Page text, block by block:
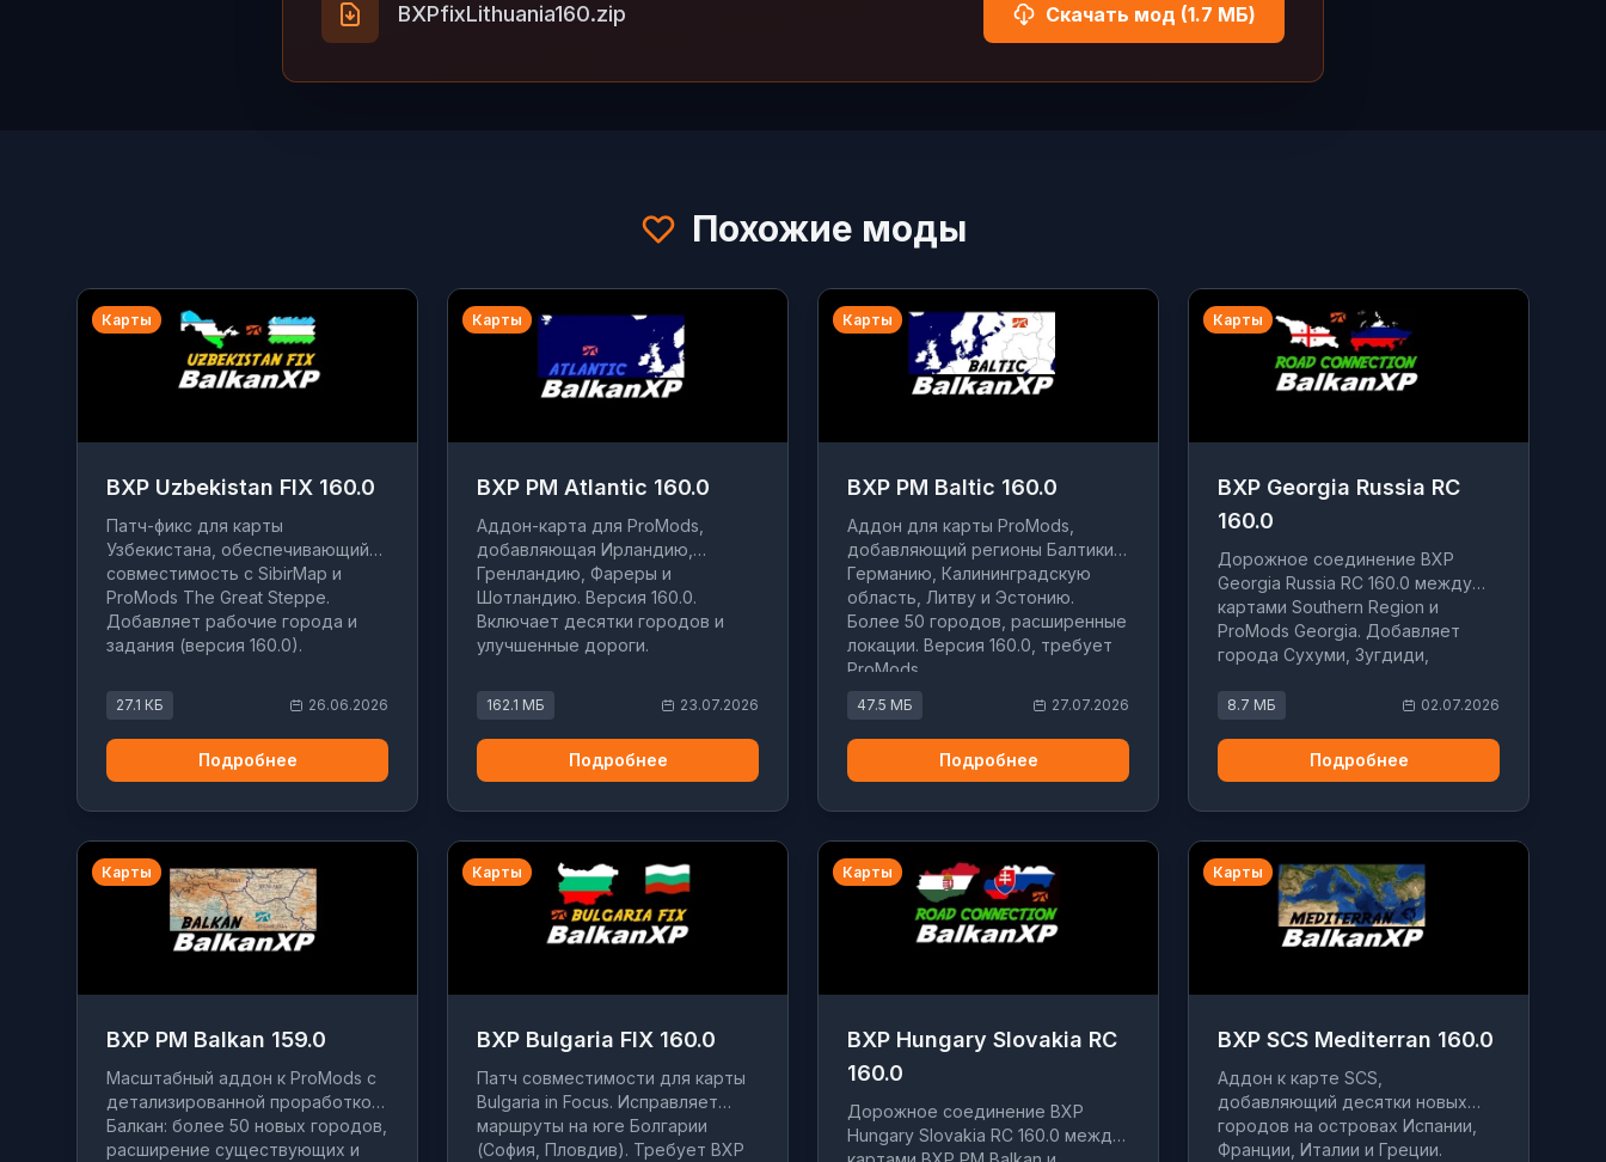
BXPfixLithuania160.zip Скачать мод (1.7 МБ)
Похожие моды
Карты
BXP Uzbekistan FIX 160.0
Патч-фикс для карты
Узбекистана, обеспечивающий
совместимость с SibirMap и
ProMods The Great Steppe.
Добавляет рабочие города и
задания (версия 160.0).
27.1 КБ 26.06.2026
Подробнее
Карты
BXP PM Atlantic 160.0
Аддон-карта для ProMods,
добавляющая Ирландию,
Гренландию, Фареры и
Шотландию. Версия 160.0.
Включает десятки городов и
улучшенные дороги.
162.1 МБ 23.07.2026
Подробнее
Карты
BXP PM Baltic 160.0
Аддон для карты ProMods,
добавляющий регионы Балтики:
Германию, Калининградскую
область, Литву и Эстонию.
Более 50 городов, расширенные
локации. Версия 160.0, требует
ProMods.
47.5 МБ 27.07.2026
Подробнее
Карты
BXP Georgia Russia RC
160.0
Дорожное соединение BXP
Georgia Russia RC 160.0 между
картами Southern Region и
ProMods Georgia. Добавляет
города Сухуми, Зугдиди,
расширение Сочи и дорогу к
Домбаю.
8.7 МБ 02.07.2026
Подробнее
Карты
BXP PM Balkan 159.0
Масштабный аддон к ProMods с
детализированной проработкой
Балкан: более 50 новых городов,
расширение существующих и
Карты
BXP Bulgaria FIX 160.0
Патч совместимости для карты
Bulgaria in Focus. Исправляет
маршруты на юге Болгарии
(София, Пловдив). Требует BXP
Карты
BXP Hungary Slovakia RC
160.0
Дорожное соединение BXP
Hungary Slovakia RC 160.0 между
Карты
BXP SCS Mediterran 160.0
Аддон к карте SCS,
добавляющий десятки новых
городов на островах Испании,
Франции, Италии и Греции.